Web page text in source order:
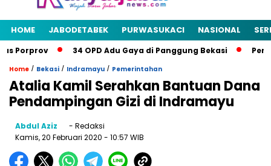
HOME JABODETABEK PURWASUKACI NASIONAL
34 OPD Adu Gaya di Panggung Bekasi
Home / Bekasi / Indramayu / Pemerintahan
Atalia Kamil Serahkan Bantuan Dana
Pendampingan Gizi di Indramayu
Abdul Aziz
- Redaksi
Kamis, 20 Februari 2020 - 10:57 WIB